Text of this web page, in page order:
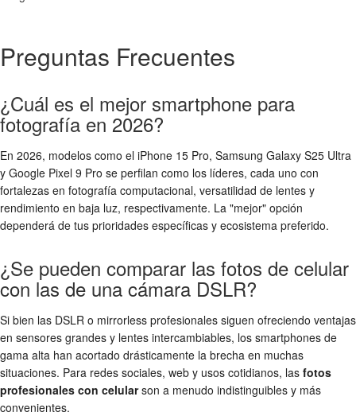
Preguntas Frecuentes
¿Cuál es el mejor smartphone para
fotografía en 2026?
En 2026, modelos como el iPhone 15 Pro, Samsung Galaxy S25 Ultra
y Google Pixel 9 Pro se perfilan como los líderes, cada uno con
fortalezas en fotografía computacional, versatilidad de lentes y
rendimiento en baja luz, respectivamente. La "mejor" opción
dependerá de tus prioridades específicas y ecosistema preferido.
¿Se pueden comparar las fotos de celular
con las de una cámara DSLR?
Si bien las DSLR o mirrorless profesionales siguen ofreciendo ventajas
en sensores grandes y lentes intercambiables, los smartphones de
gama alta han acortado drásticamente la brecha en muchas
situaciones. Para redes sociales, web y usos cotidianos, las fotos
profesionales con celularson a menudo indistinguibles y más
convenientes.